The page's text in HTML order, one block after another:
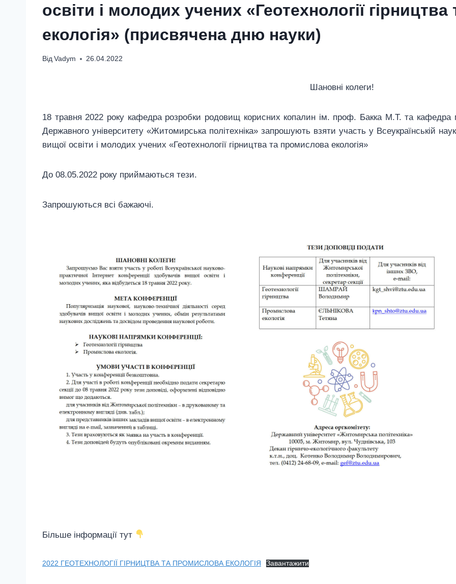
освіти і молодих учених «Геотехнології
екологія» (присвячена дню науки)
Від Vadym 26.04.2022
Шановні колеги!
18 травня2022 року кафедра розробки родовищ корисних копалин ім. проф. Бакка М.Т. та кафедра
Державного університету «Житомирська політехніка» запрошують взяти участь у Всеукраїнській
вищої освіти і молодих учених «Геотехнології гірництва та промислова екологія»
До 08.05.2022 року приймаються тези.
Запрошуються всі бажаючі.
Більше інформації тут
2022 ГЕОТЕХНОЛОГІЇ ГІРНИЦТВА ТА ПРОМИСЛОВА ЕКОЛОГІЯ Завантажити